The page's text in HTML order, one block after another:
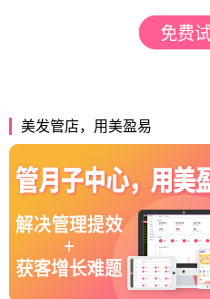
美发管店，用美盈易